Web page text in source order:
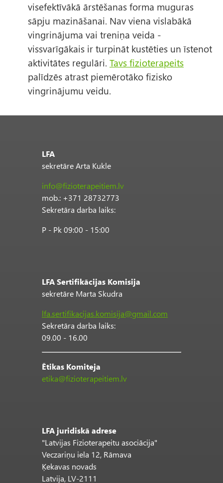
visefektīvākā ārstēšanas forma muguras
sāpju mazināšanai. Nav viena vislabākā
vingrinājuma vai treniņa veida -
vissvarīgākais ir turpināt kustēties un īstenot
aktivitātes regulāri. Tavs fizioterapeits
palīdzēs atrast piemērotāko fizisko
vingrinājumu veidu.
LFA
sekretāre Arta Kukle
info@fizioterapeitiem.lv
mob.: +371 28732773
Sekretāra darba laiks:
P - Pk 09:00 - 15:00
LFA Sertifikācijas Komisija
sekretāre Marta Skudra
lfa.sertifikacijas.komisija@gmail.com
Sekretāra darba laiks:
09.00 - 16.00
Ētikas Komiteja
etika@fizioterapeitiem.lv
LFA juridiskā adrese
"Latvijas Fizioterapeitu asociācija"
Veczariņu iela 12, Rāmava
Ķekavas novads
Latvija, LV-2111